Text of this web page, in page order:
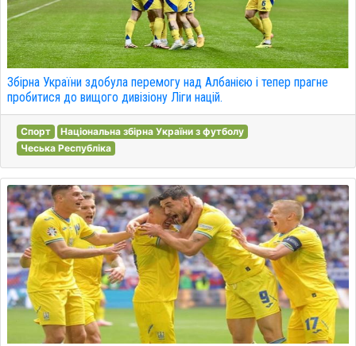
Збірна України здобула перемогу над Албанією і тепер прагне
пробитися до вищого дивізіону Ліги націй.
Спорт
Національна збірна України з футболу
Чеська Республіка